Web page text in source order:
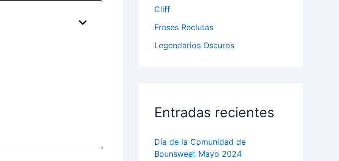
Cliff
Frases Reclutas
Legendarios Oscuros
Entradas recientes
Día de la Comunidad de
Bounsweet Mayo 2024